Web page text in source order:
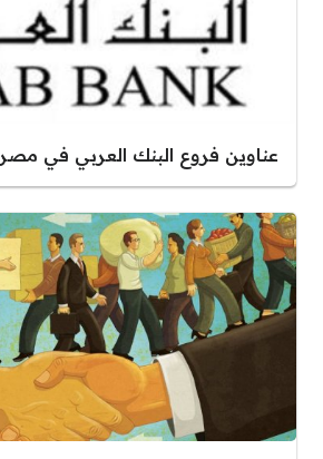
عناوين فروع البنك العربي في مصر